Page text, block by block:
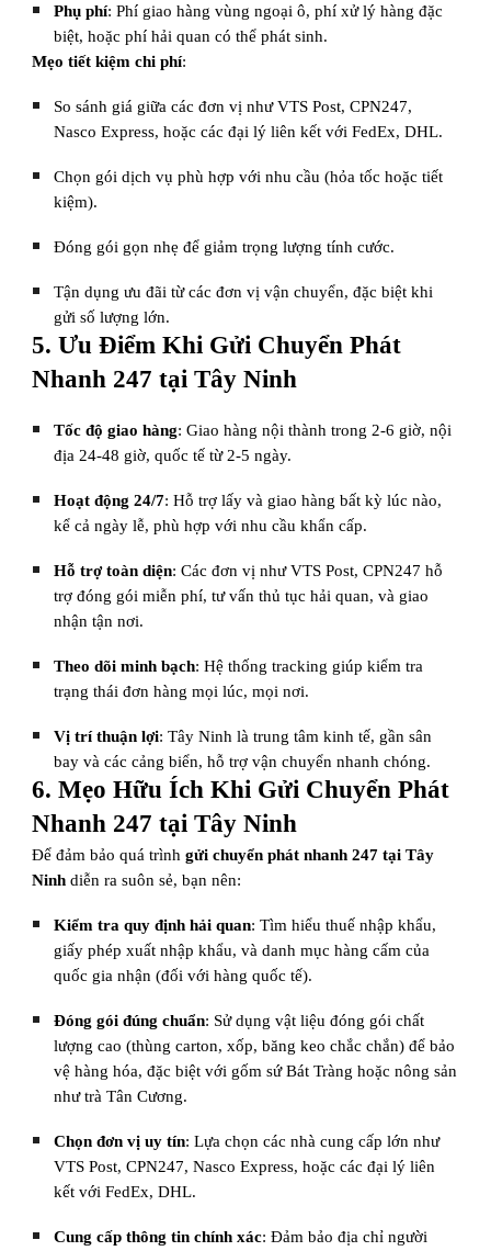
Phụ phí: Phí giao hàng vùng ngoại ô, phí xử lý hàng đặc
biệt, hoặc phí hải quan có thể phát sinh.
Mẹo tiết kiệm chi phí:
So sánh giá giữa các đơn vị như VTS Post, CPN247,
Nasco Express, hoặc các đại lý liên kết với FedEx, DHL.
Chọn gói dịch vụ phù hợp với nhu cầu (hỏa tốc hoặc tiết
kiệm).
Đóng gói gọn nhẹ để giảm trọng lượng tính cước.
Tận dụng ưu đãi từ các đơn vị vận chuyển, đặc biệt khi
gửi số lượng lớn.
5. Ưu Điểm Khi Gửi Chuyển Phát
Nhanh 247 tại Tây Ninh
Tốc độ giao hàng: Giao hàng nội thành trong 2-6 giờ, nội
địa 24-48 giờ, quốc tế từ 2-5 ngày.
Hoạt động 24/7: Hỗ trợ lấy và giao hàng bất kỳ lúc nào,
kể cả ngày lễ, phù hợp với nhu cầu khẩn cấp.
Hỗ trợ toàn diện: Các đơn vị như VTS Post, CPN247 hỗ
trợ đóng gói miễn phí, tư vấn thủ tục hải quan, và giao
nhận tận nơi.
Theo dõi minh bạch: Hệ thống tracking giúp kiểm tra
trạng thái đơn hàng mọi lúc, mọi nơi.
Vị trí thuận lợi: Tây Ninh là trung tâm kinh tế, gần sân
bay và các cảng biển, hỗ trợ vận chuyển nhanh chóng.
6. Mẹo Hữu Ích Khi Gửi Chuyển Phát
Nhanh 247 tại Tây Ninh
Để đảm bảo quá trìnhgửi chuyển phát nhanh 247 tại Tây
Ninh diễn ra suôn sẻ, bạn nên:
Kiểm tra quy định hải quan: Tìm hiểu thuế nhập khẩu,
giấy phép xuất nhập khẩu, và danh mục hàng cấm của
quốc gia nhận (đối với hàng quốc tế).
Đóng gói đúng chuẩn: Sử dụng vật liệu đóng gói chất
lượng cao (thùng carton, xốp, băng keo chắc chắn) để bảo
vệ hàng hóa, đặc biệt với gốm sứ Bát Tràng hoặc nông sản
như trà Tân Cương.
Chọn đơn vị uy tín: Lựa chọn các nhà cung cấp lớn như
VTS Post, CPN247, Nasco Express, hoặc các đại lý liên
kết với FedEx, DHL.
Cung cấp thông tin chính xác: Đảm bảo địa chỉ người